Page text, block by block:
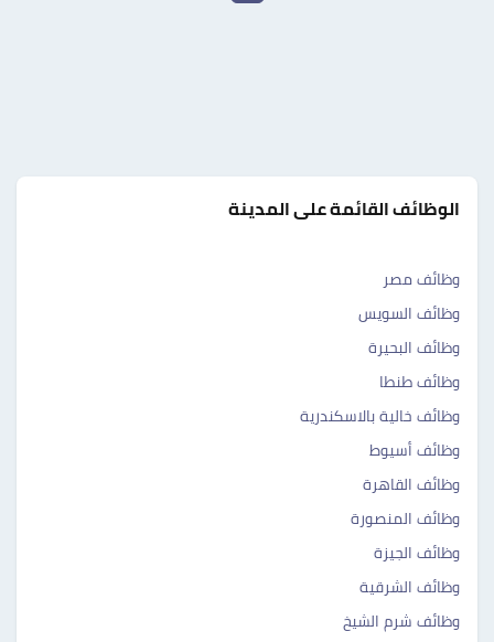
الوظائف القائمة على المدينة
وظائف مصر
وظائف السويس
وظائف البحيرة
وظائف طنطا
وظائف خالية بالاسكندرية
وظائف أسيوط
وظائف القاهرة
وظائف المنصورة
وظائف الجيزة
وظائف الشرقية
وظائف شرم الشيخ